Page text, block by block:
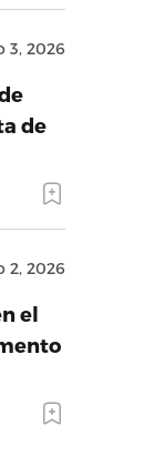
3, 2026
de
2, 2026
el